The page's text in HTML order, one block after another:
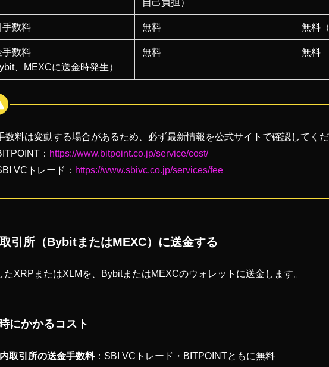
手数料 無料 無料
手数料
、MEXCに送金時発生）
無料 無料
数料は変動する場合があるため、必ず最新情報を公式サイトで確認してく
： https://www.bitpoint.co.jp/service/cost/
VCトレード： https://www.sbivc.co.jp/services/fee
引所（BybitまたはMEXC）に送金する
たXRPまたはXLMを、BybitまたはMEXCのウォレットに送金します。
にかかるコスト
取引所の送金手数料：SBI VCトレード・BITPOINTともに無料